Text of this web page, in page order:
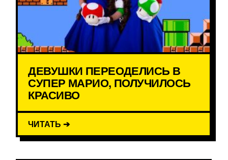
ДЕВУШКИ ПЕРЕОДЕЛИСЬ В
СУПЕР МАРИО, ПОЛУЧИЛОСЬ
КРАСИВО
ЧИТАТЬ ➔